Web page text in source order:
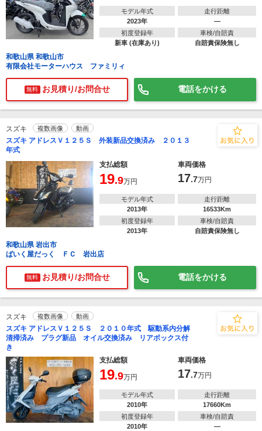
モデル年式
2023年
走行距離
―
初度登録年
新車 (在庫あり)
車検/自賠責
自賠責保険無し
和歌山県 和歌山市
有限会社モーターハウス ファミリィ
無料 お見積り/お問合せ 電話をかける
スズキ 複数画像 動画
スズキ アドレスＶ１２５Ｓ 外装新品交換済み ２０１３
年式
支払総額
車両価格
19.9万円 17.7万円
モデル年式
2013年
走行距離
16533Km
初度登録年
2013年
車検/自賠責
自賠責保険無し
和歌山県 岩出市
ばいく屋だっく ＦＣ 岩出店
無料 お見積り/お問合せ 電話をかける
スズキ 複数画像 動画
スズキ アドレスＶ１２５Ｓ ２０１０年式 駆動系内分解
清掃済み プラグ新品 オイル交換済み リアボックス付
き
支払総額
車両価格
19.9万円 17.7万円
モデル年式
2010年
走行距離
17660Km
初度登録年
2010年
車検/自賠責
―